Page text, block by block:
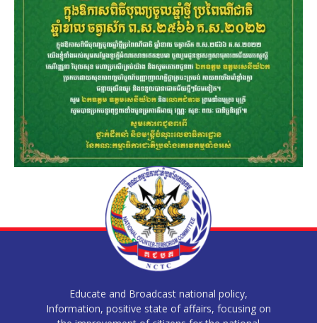
Educate and Broadcast national policy,
Information, positive state of affairs, focusing on